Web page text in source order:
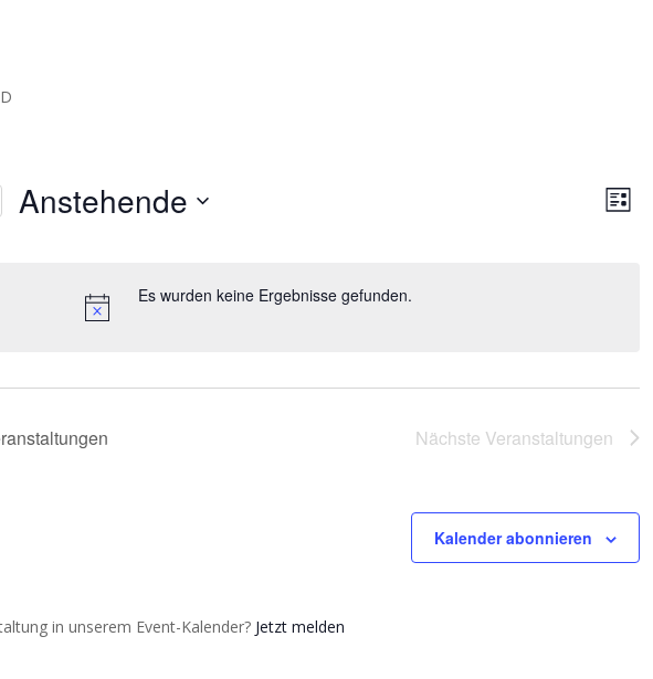
Es wurden keine Ergebnisse gefunden.
Liste
Anstehende
Nächste Veranstaltungen
Kalender abonnieren
in unserem Event-Kalender? Jetzt melden